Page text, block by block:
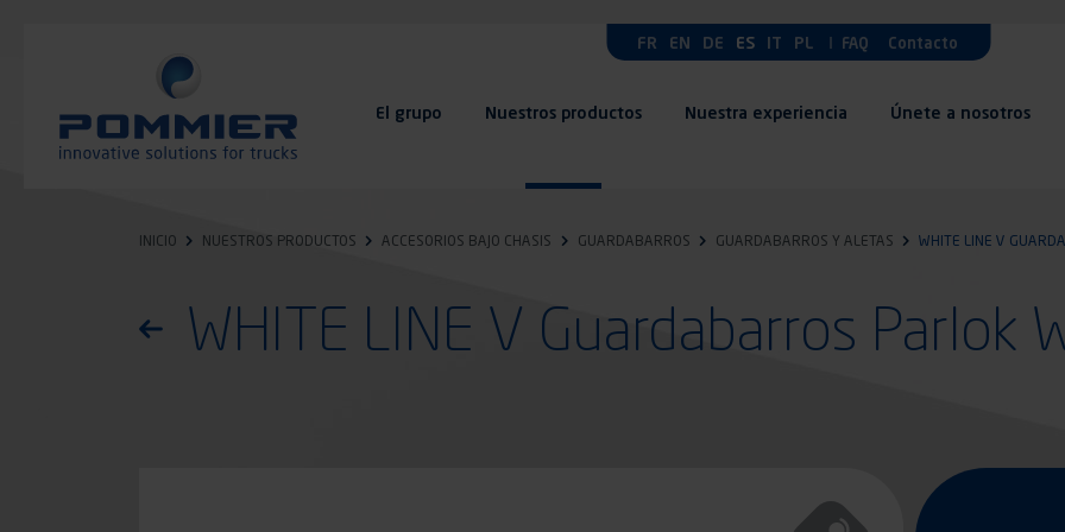
FR EN DE ES IT PL FAQ Contacto
El grupo Nuestros productos Nuestra experiencia Únete a nosotros
INICIO NUESTROS PRODUCTOS ACCESORIOS BAJO CHASIS GUARDABARROS GUARDABARROS Y ALETAS WHITE LINE V
Volver a la lista de productos
WHITE LINE V Guardabarros Parlok